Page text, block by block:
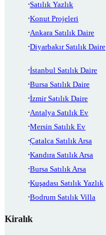
Satılık Yazlık
Konut Projeleri
Ankara Satılık Daire
Diyarbakır Satılık Daire
İstanbul Satılık Daire
Bursa Satılık Daire
İzmir Satılık Daire
Antalya Satılık Ev
Mersin Satılık Ev
Çatalca Satılık Arsa
Kandıra Satılık Arsa
Bursa Satılık Arsa
Kuşadası Satılık Yazlık
Bodrum Satılık Villa
Kiralık